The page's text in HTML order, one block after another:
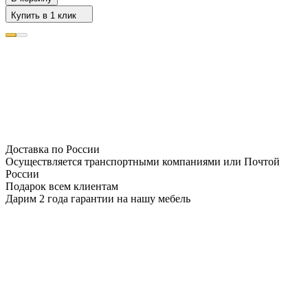
Купить в 1 клик
Доставка по России
Осуществляется транспортными компаниями или Почтой
России
Подарок всем клиентам
Дарим 2 года гарантии на нашу мебель